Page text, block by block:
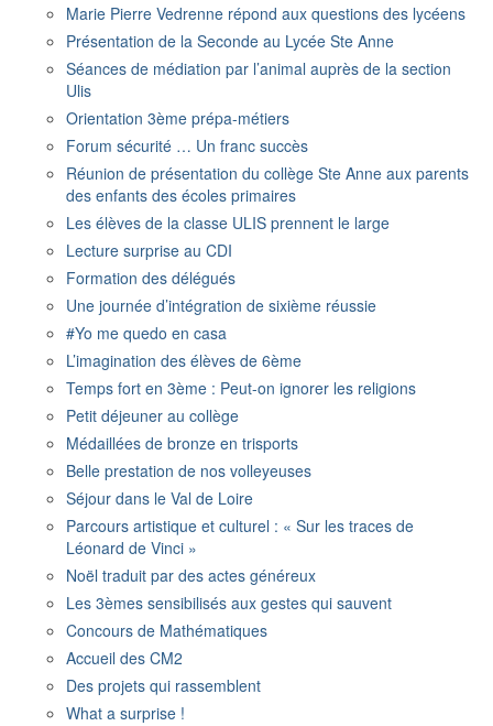
Marie Pierre Vedrenne répond aux questions des lycéens
Présentation de la Seconde au Lycée Ste Anne
Séances de médiation par l’animal auprès de la section
Ulis
Orientation 3ème prépa-métiers
Forum sécurité … Un franc succès
Réunion de présentation du collège Ste Anne aux parents
des enfants des écoles primaires
Les élèves de la classe ULIS prennent le large
Lecture surprise au CDI
Formation des délégués
Une journée d’intégration de sixième réussie
#Yo me quedo en casa
L’imagination des élèves de 6ème
Temps fort en 3ème : Peut-on ignorer les religions
Petit déjeuner au collège
Médaillées de bronze en trisports
Belle prestation de nos volleyeuses
Séjour dans le Val de Loire
Parcours artistique et culturel : « Sur les traces de
Léonard de Vinci »
Noël traduit par des actes généreux
Les 3èmes sensibilisés aux gestes qui sauvent
Concours de Mathématiques
Accueil des CM2
Des projets qui rassemblent
What a surprise !